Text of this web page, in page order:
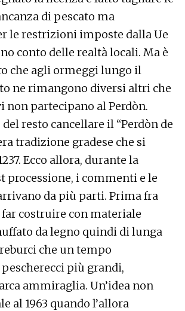
meno i pescherecci che
de Barbana. Quest’anno,
del cosiddetto pre-corteo
la goletta Colombo, i veri e
in corteo sono stati
compresa la barca ammiraglia,
Un tempo il corteo di barche